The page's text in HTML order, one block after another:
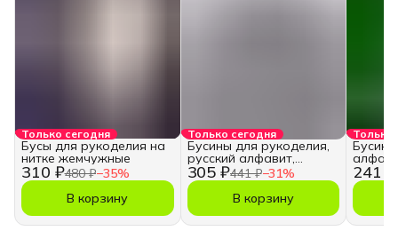
Только сегодня
310 ₽480 ₽−35%
Бусы для рукоделия на
нитке жемчужные
В корзину
Только сегодня
305 ₽441 ₽−31%
Бусины для рукоделия,
русский алфавит,
кубики
В корзину
Только
241 ₽